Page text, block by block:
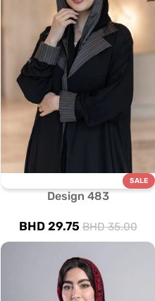
SALE
Design 483
BHD35.00
BHD29.75